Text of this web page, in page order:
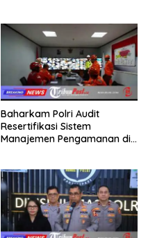
Baharkam Polri Audit
Resertifikasi Sistem
Manajemen Pengamanan di